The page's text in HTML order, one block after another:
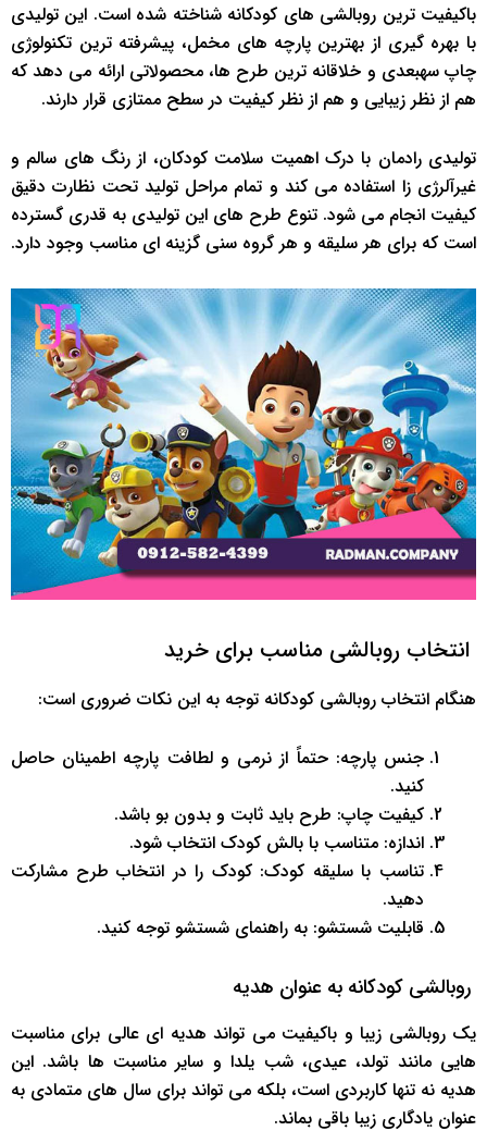
باکیفیت ترین روبالشی های کودکانه شناخته شده است. این تولیدی
با بهره گیری از بهترین پارچه های مخمل، پیشرفته ترین تکنولوژی
چاپ سه‎بعدی و خلاقانه ترین طرح ها، محصولاتی ارائه می دهد که
هم از نظر زیبایی و هم از نظر کیفیت در سطح ممتازی قرار دارند.
تولیدی رادمان با درک اهمیت سلامت کودکان، از رنگ های سالم و
غیرآلرژی زا استفاده می کند و تمام مراحل تولید تحت نظارت دقیق
کیفیت انجام می شود. تنوع طرح های این تولیدی به قدری گسترده
است که برای هر سلیقه و هر گروه سنی گزینه ای مناسب وجود دارد.
انتخاب روبالشی مناسب برای خرید
هنگام انتخاب روبالشی کودکانه توجه به این نکات ضروری است:
جنس پارچه: حتماً از نرمی و لطافت پارچه اطمینان حاصل
کنید.
کیفیت چاپ: طرح باید ثابت و بدون بو باشد.
اندازه: متناسب با بالش کودک انتخاب شود.
تناسب با سلیقه کودک: کودک را در انتخاب طرح مشارکت
دهید.
قابلیت شستشو: به راهنمای شستشو توجه کنید.
روبالشی کودکانه به عنوان هدیه
یک روبالشی زیبا و باکیفیت می تواند هدیه ای عالی برای مناسبت
هایی مانند تولد، عیدی، شب یلدا و سایر مناسبت ها باشد. این
هدیه نه تنها کاربردی است، بلکه می تواند برای سال های متمادی به
عنوان یادگاری زیبا باقی بماند.